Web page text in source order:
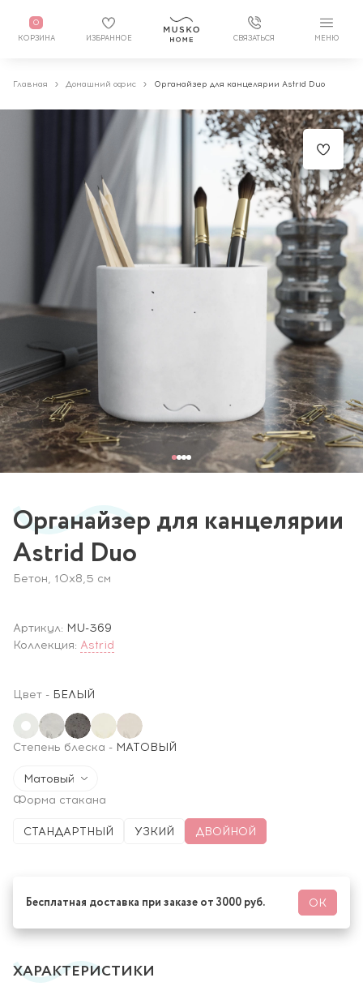
0
КОРЗИНА ИЗБРАННОЕ СВЯЗАТЬСЯ МЕНЮ
Главная Домашний офис Органайзер для канцелярии Astrid Duo
Органайзер для канцелярии
Astrid Duo
Бетон, 10х8,5 см
Артикул: MU-369
Коллекция: Astrid
Цвет - БЕЛЫЙ
Степень блеска - МАТОВЫЙ
Матовый
Форма стакана
СТАНДАРТНЫЙ УЗКИЙ ДВОЙНОЙ
Бесплатная доставка при заказе от 3000 руб. ОК
ХАРАКТЕРИСТИКИ